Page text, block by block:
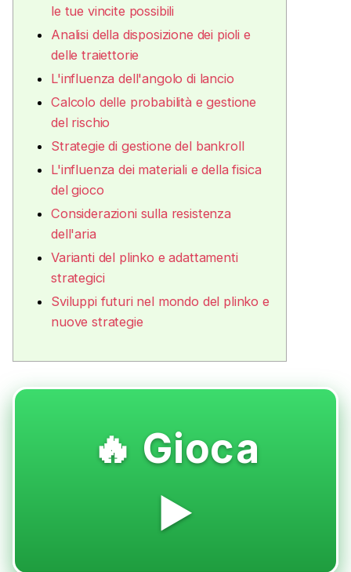
le tue vincite possibili
Analisi della disposizione dei pioli e
delle traiettorie
L'influenza dell'angolo di lancio
Calcolo delle probabilità e gestione
del rischio
Strategie di gestione del bankroll
L'influenza dei materiali e della fisica
del gioco
Considerazioni sulla resistenza
dell'aria
Varianti del plinko e adattamenti
strategici
Sviluppi futuri nel mondo del plinko e
nuove strategie
🔥 Gioca
▶️